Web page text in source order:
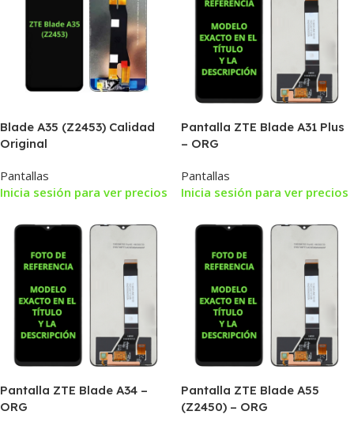
Blade A35 (Z2453) Calidad
Original
Pantallas
Inicia sesión para ver precios
Pantalla ZTE Blade A31 Plus
– ORG
Pantallas
Inicia sesión para ver precios
Pantalla ZTE Blade A34 –
ORG
Pantalla ZTE Blade A55
(Z2450) – ORG